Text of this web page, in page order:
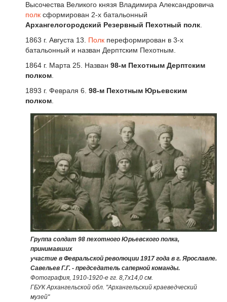
Высочества Великого князя Владимира Александровича
полк сформирован 2-х батальонный
Архангелогородский Резервный Пехотный полк.
1863 г. Августа 13. Полк переформирован в 3-х
батальонный и назван Дерптским Пехотным.
1864 г. Марта 25. Назван 98-м Пехотным Дерптским
полком
1893 г. Февраля 6. 98-м Пехотным Юрьевским
полком
Группа солдат 98 пехотного Юрьевского полка,
принимавших
участие в Февральской революции 1917 года в г. Ярославле.
Савельев Г.Г. - председатель саперной команды.
Фотография, 1910-1920-е гг. 8,7x14,0 см.
ГБУК Архангельской обл. "Архангельский краеведческий
музей"